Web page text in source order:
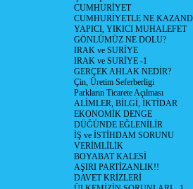
CUMHURİYET
CUMHURİYETLE NE
YAPICI, YIKICI MUHALEFET
GÖNLÜMÜZ NE DOLU?
IRAK ve SURİYE
IRAK ve SURİYE -1
GERÇEK AHLAK NEDİR?
Çin, Üretim Seferberligi
Parkların Ticarete Açılması
ALİMLER, BİLGİ, İKTİDAR
EKONOMİK DENGE
DÜĞÜNDE EĞLENİLİR
İŞ ve İSTİHDAM SORUNU
VERİMLİLİK
BOYABAT KALESİ
AŞIRI PARTİZANLIK!!
DAVET KRİZLERİ